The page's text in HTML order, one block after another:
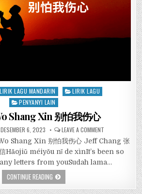
LAGU MANDARIN
LIRIK LAGU
PENYANYI LAIN
Shang Xin 别怕我伤心
6, 2023 LEAVE A COMMENT
Shang Xin 别怕我伤心 Jeff Chang 张
Hǎojiǔ méiyǒu nǐ de xìnIt’s been so
letters from youSudah lama…
CONTINUE READING